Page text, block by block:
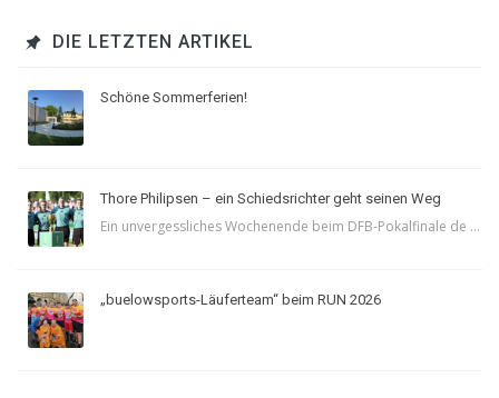
DIE LETZTEN ARTIKEL
Schöne Sommerferien!
Thore Philipsen – ein Schiedsrichter geht seinen Weg
Ein unvergessliches Wochenende beim DFB-Pokalfinale de ...
„buelowsports-Läuferteam“ beim RUN 2026